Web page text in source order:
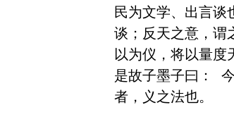
民为文学、出言谈
谈；反天之意，谓
以为仪，将以量度
是故子墨子曰：